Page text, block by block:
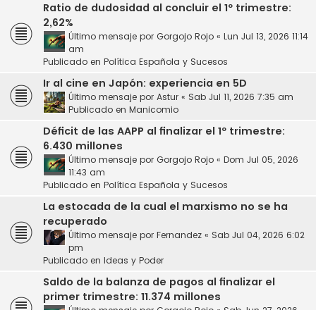
Ratio de dudosidad al concluir el 1º trimestre:
2,62%
Último mensaje por Gorgojo Rojo « Lun Jul 13, 2026 11:14
am
Publicado en Política Española y Sucesos
Ir al cine en Japón: experiencia en 5D
Último mensaje por Astur « Sab Jul 11, 2026 7:35 am
Publicado en Manicomio
Déficit de las AAPP al finalizar el 1º trimestre:
6.430 millones
Último mensaje por Gorgojo Rojo « Dom Jul 05, 2026
11:43 am
Publicado en Política Española y Sucesos
La estocada de la cual el marxismo no se ha
recuperado
Último mensaje por Fernandez « Sab Jul 04, 2026 6:02
pm
Publicado en Ideas y Poder
Saldo de la balanza de pagos al finalizar el
primer trimestre: 11.374 millones